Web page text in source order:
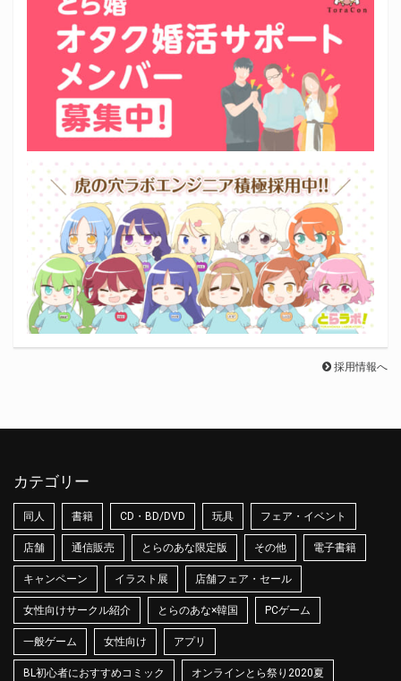
採用情報へ
カテゴリー
同人 書籍 CD・BD/DVD 玩具 フェア・イベント
店舗 通信販売 とらのあな限定版 その他 電子書籍
キャンペーン イラスト展 店舗フェア・セール
女性向けサークル紹介 とらのあな×韓国 PCゲーム
一般ゲーム 女性向け アプリ
BL初心者におすすめコミック オンラインとら祭り2020夏